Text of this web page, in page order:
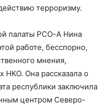
терроризму.
палаты РСО-А Нина
работе, бесспорно,
мнения,
НКО. Она рассказала о
республики заключила
центром Северо-